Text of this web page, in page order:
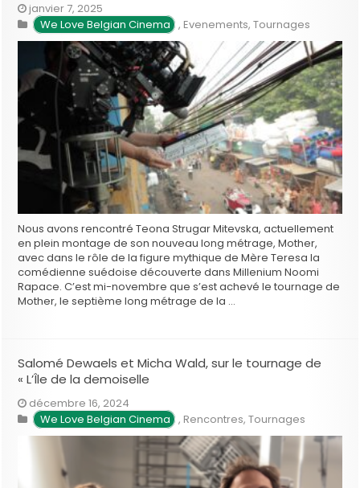
janvier 7, 2025
We Love Belgian Cinema , Evenements,Tournages
Nous avons rencontré Teona Strugar Mitevska, actuellement
en plein montage de son nouveau long métrage, Mother,
avec dans le rôle de la figure mythique de Mère Teresa la
comédienne suédoise découverte dans Millenium Noomi
Rapace. C’est mi-novembre que s’est achevé le tournage de
Mother, le septième long métrage de la …
Salomé Dewaels et Micha Wald, sur le tournage de
« L’Île de la demoiselle
décembre 16, 2024
We Love Belgian Cinema , Rencontres,Tournages